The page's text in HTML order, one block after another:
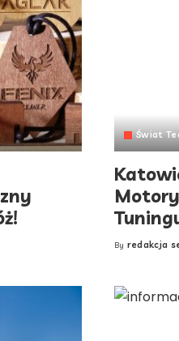
Świat
Posted
By redakcja